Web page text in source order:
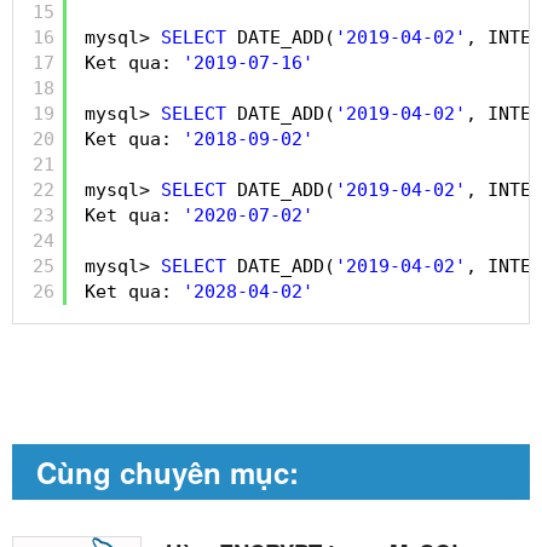
15
16
17
18
19
20
21
22
23
24
25
26
mysql> SELECT DATE_ADD( '2019-04-02' ,
Ket qua:
'2019-07-16'
mysql> SELECT DATE_ADD( '2019-04-02' ,
Ket qua:
'2018-09-02'
mysql> SELECT DATE_ADD( '2019-04-02' ,
Ket qua:
'2020-07-02'
mysql> SELECT DATE_ADD( '2019-04-02' ,
Ket qua:
'2028-04-02'
Cùng chuyên mục: